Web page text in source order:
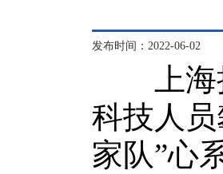
发布时间：2022-06-02
上海持
科技人
家队”心